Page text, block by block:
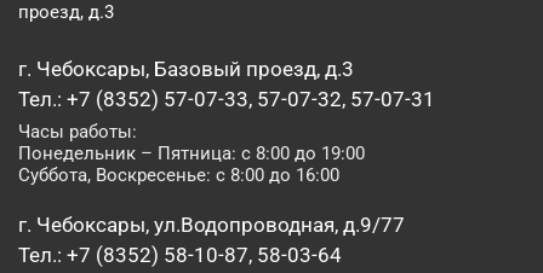
проезд, д.3
г. Чебоксары, Базовый проезд, д.3
Тел.: +7 (8352) 57-07-33, 57-07-32, 57-07-31
Часы работы:
Понедельник – Пятница: с 8:00 до 19:00
Суббота, Воскресенье: с 8:00 до 16:00
г. Чебоксары, ул.Водопроводная, д.9/77
Тел.: +7 (8352) 58-10-87, 58-03-64